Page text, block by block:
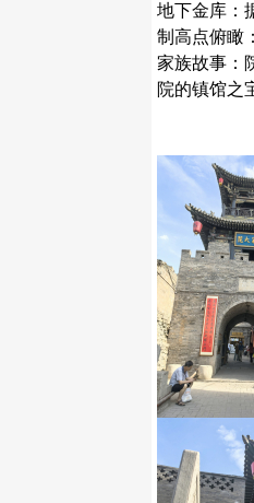
地下金库：
制高点俯瞰
家族故事：
院的镇馆之